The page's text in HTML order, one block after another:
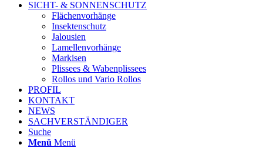
SICHT- & SONNENSCHUTZ
Flächenvorhänge
Insektenschutz
Jalousien
Lamellenvorhänge
Markisen
Plissees & Wabenplissees
Rollos und Vario Rollos
PROFIL
KONTAKT
NEWS
SACHVERSTÄNDIGER
Suche
Menü Menü